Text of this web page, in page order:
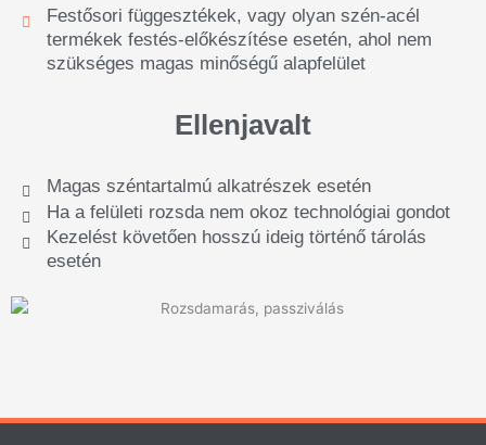
Festősori függesztékek, vagy olyan szén-acél
termékek festés-előkészítése esetén, ahol nem
szükséges magas minőségű alapfelület
Ellenjavalt
Magas széntartalmú alkatrészek esetén
Ha a felületi rozsda nem okoz technológiai gondot
Kezelést követően hosszú ideig történő tárolás
esetén